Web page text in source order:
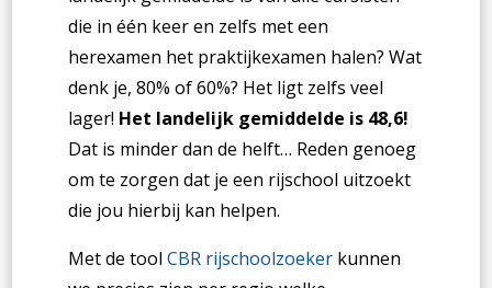
die in één keer en zelfs met een
herexamen het praktijkexamen halen? Wat
denk je, 80% of 60%? Het ligt zelfs veel
lager! Het landelijk gemiddelde is 48,6!
Dat is minder dan de helft… Reden genoeg
om te zorgen dat je een rijschool uitzoekt
die jou hierbij kan helpen.
Met de tool CBR rijschoolzoekerkunnen